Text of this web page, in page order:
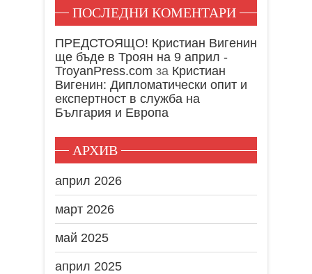
ПОСЛЕДНИ КОМЕНТАРИ
ПРЕДСТОЯЩО! Кристиан Вигенин
ще бъде в Троян на 9 април -
TroyanPress.com за Кристиан
Вигенин: Дипломатически опит и
експертност в служба на
България и Европа
АРХИВ
април 2026
март 2026
май 2025
април 2025